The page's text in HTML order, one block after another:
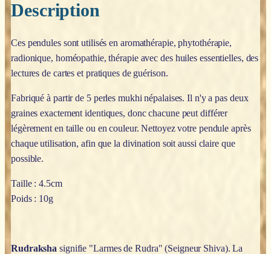
Description
Ces pendules sont utilisés en aromathérapie, phytothérapie,
radionique, homéopathie, thérapie avec des huiles essentielles, des
lectures de cartes et pratiques de guérison.
Fabriqué à partir de 5 perles mukhi népalaises. Il n'y a pas deux
graines exactement identiques, donc chacune peut différer
légèrement en taille ou en couleur. Nettoyez votre pendule après
chaque utilisation, afin que la divination soit aussi claire que
possible.
Taille : 4.5cm
Poids : 10g
Rudraksha signifie "Larmes de Rudra" (Seigneur Shiva). La